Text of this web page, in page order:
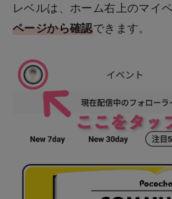
レベルは、ホーム右上のマイ
ページから確認できます。